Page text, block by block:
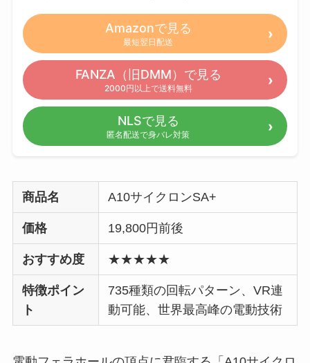
Amazonで見る
最短翌日配送
FANZA（旧DMM）で見る
2000円以上で送料無料
NLSで見る
匿名配送で身バレ対策
商品名 A10サイクロンSA+
価格 19,800円前後
おすすめ度 ★★★★★
特徴ポイン
ト
735種類の回転パターン、VR連
動可能、世界最高峰の電動技術